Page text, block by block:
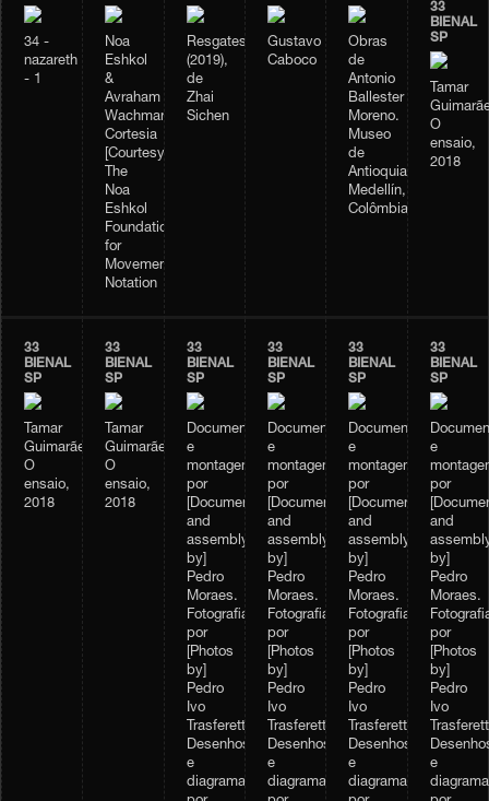
34 -
nazareth
- 1
Noa
Eshkol
&
Avraham
Wachman
Cortesia
[Courtesy]:
The
Noa
Eshkol
Foundation
for
Movement
Notation
Resgates
(2019),
de
Zhai
Sichen
Gustavo
Caboco
Obras
de
Antonio
Ballester
Moreno.
Museo
de
Antioquia.
Medellín,
Colômbia.
33
BIENAL
SP
Tamar
O
ensaio,
2018
33
BIENAL
SP
Tamar
Guimarães,
O
ensaio,
2018
33
BIENAL
SP
Tamar
Guimarães,
O
ensaio,
2018
33
BIENAL
SP
Documentação
e
montagem
por
[Documentation
and
assembly
by]
Pedro
Moraes.
Fotografias
por
[Photos
by]
Pedro
Ivo
Trasferetti.
Desenhos
e
diagramas,
33
BIENAL
SP
Documentação
e
montagem
por
[Documentation
and
assembly
by]
Pedro
Moraes.
Fotografias
por
[Photos
by]
Pedro
Ivo
Trasferetti.
Desenhos
e
diagramas,
33
BIENAL
SP
Documentação
e
montagem
por
[Documentation
and
assembly
by]
Pedro
Moraes.
Fotografias
por
[Photos
by]
Pedro
Ivo
Trasferetti.
Desenhos
e
diagramas,
33
BIENAL
SP
e
por
and
by]
Pedro
Moraes.
por
[Photos
by]
Pedro
Ivo
e